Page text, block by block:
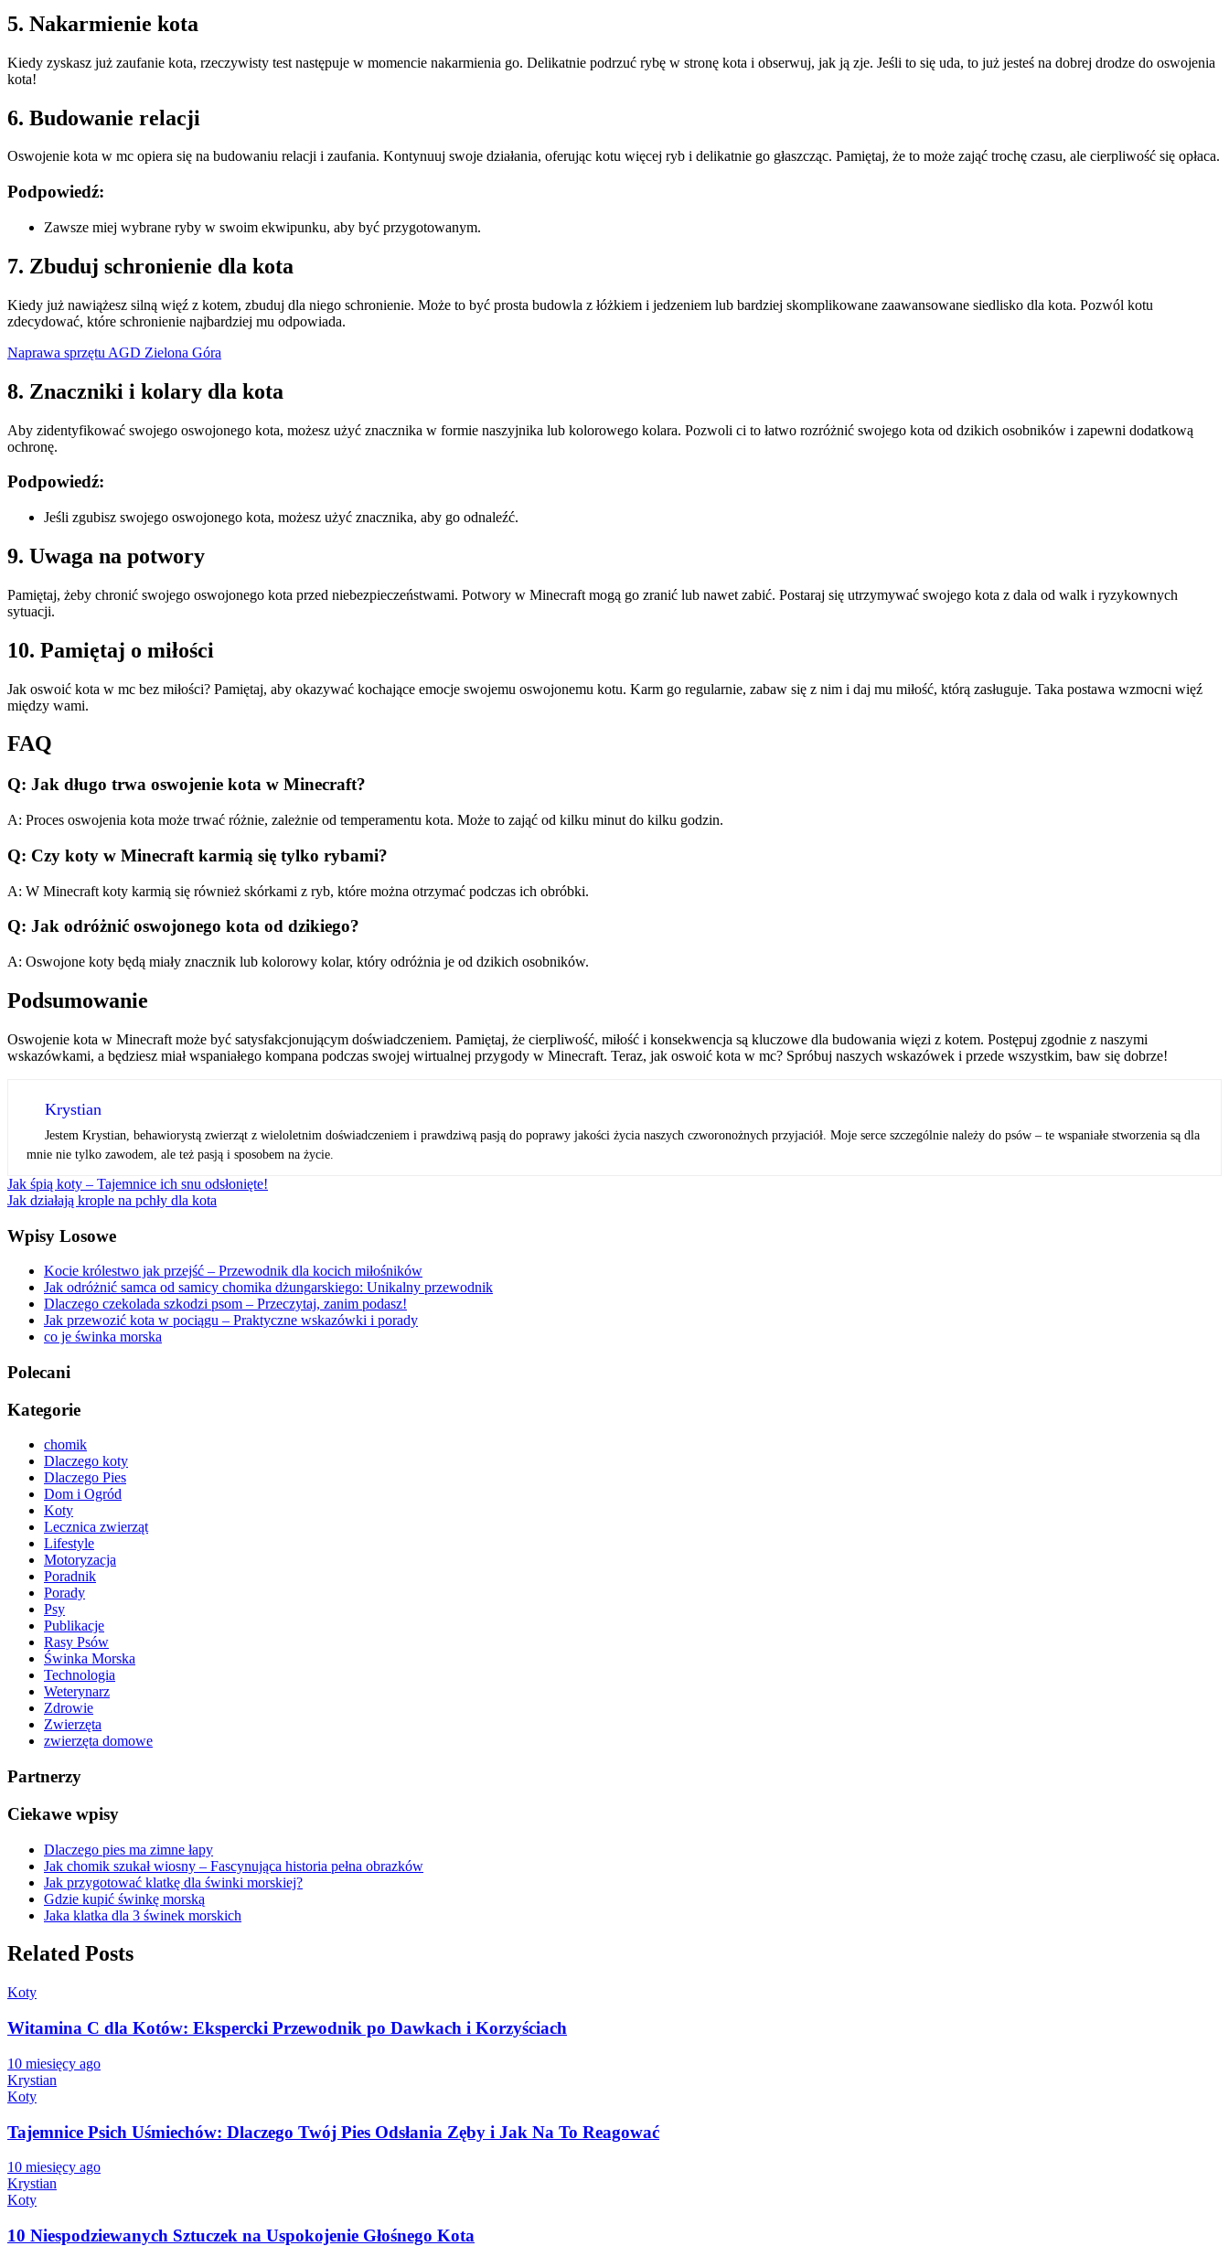
5. Nakarmienie kota
Kiedy zyskasz już zaufanie kota, rzeczywisty test następuje w momencie nakarmienia go. Delikatnie podrzuć rybę w stronę kota i obserwuj, jak ją zje. Jeśli to się uda, to już jesteś na dobrej drodze do oswojenia
kota!
6. Budowanie relacji
Oswojenie kota w mc opiera się na budowaniu relacji i zaufania. Kontynuuj swoje działania, oferując kotu więcej ryb i delikatnie go głaszcząc. Pamiętaj, że to może zająć trochę czasu, ale cierpliwość się opłaca.
Podpowiedź:
Zawsze miej wybrane ryby w swoim ekwipunku, aby być przygotowanym.
7. Zbuduj schronienie dla kota
Kiedy już nawiążesz silną więź z kotem, zbuduj dla niego schronienie. Może to być prosta budowla z łóżkiem i jedzeniem lub bardziej skomplikowane zaawansowane siedlisko dla kota. Pozwól kotu
zdecydować, które schronienie najbardziej mu odpowiada.
Naprawa sprzętu AGD Zielona Góra
8. Znaczniki i kolary dla kota
Aby zidentyfikować swojego oswojonego kota, możesz użyć znacznika w formie naszyjnika lub kolorowego kolara. Pozwoli ci to łatwo rozróżnić swojego kota od dzikich osobników i zapewni dodatkową
ochronę.
Podpowiedź:
Jeśli zgubisz swojego oswojonego kota, możesz użyć znacznika, aby go odnaleźć.
9. Uwaga na potwory
Pamiętaj, żeby chronić swojego oswojonego kota przed niebezpieczeństwami. Potwory w Minecraft mogą go zranić lub nawet zabić. Postaraj się utrzymywać swojego kota z dala od walk i ryzykownych
sytuacji.
10. Pamiętaj o miłości
Jak oswoić kota w mc bez miłości? Pamiętaj, aby okazywać kochające emocje swojemu oswojonemu kotu. Karm go regularnie, zabaw się z nim i daj mu miłość, którą zasługuje. Taka postawa wzmocni więź
między wami.
FAQ
Q: Jak długo trwa oswojenie kota w Minecraft?
A: Proces oswojenia kota może trwać różnie, zależnie od temperamentu kota. Może to zająć od kilku minut do kilku godzin.
Q: Czy koty w Minecraft karmią się tylko rybami?
A: W Minecraft koty karmią się również skórkami z ryb, które można otrzymać podczas ich obróbki.
Q: Jak odróżnić oswojonego kota od dzikiego?
A: Oswojone koty będą miały znacznik lub kolorowy kolar, który odróżnia je od dzikich osobników.
Podsumowanie
Oswojenie kota w Minecraft może być satysfakcjonującym doświadczeniem. Pamiętaj, że cierpliwość, miłość i konsekwencja są kluczowe dla budowania więzi z kotem. Postępuj zgodnie z naszymi
wskazówkami, a będziesz miał wspaniałego kompana podczas swojej wirtualnej przygody w Minecraft. Teraz, jak oswoić kota w mc? Spróbuj naszych wskazówek i przede wszystkim, baw się dobrze!
Krystian
Jestem Krystian, behawiorystą zwierząt z wieloletnim doświadczeniem i prawdziwą pasją do poprawy jakości życia naszych czworonożnych przyjaciół. Moje serce szczególnie należy do psów – te wspaniałe stworzenia są dla
mnie nie tylko zawodem, ale też pasją i sposobem na życie.
Nawigacja
wpisu
Jak śpią koty – Tajemnice ich snu odsłonięte!
Jak działają krople na pchły dla kota
Wpisy Losowe
Kocie królestwo jak przejść – Przewodnik dla kocich miłośników
Jak odróżnić samca od samicy chomika dżungarskiego: Unikalny przewodnik
Dlaczego czekolada szkodzi psom – Przeczytaj, zanim podasz!
Jak przewozić kota w pociągu – Praktyczne wskazówki i porady
co je świnka morska
Polecani
Kategorie
chomik
Dlaczego koty
Dlaczego Pies
Dom i Ogród
Koty
Lecznica zwierząt
Lifestyle
Motoryzacja
Poradnik
Porady
Psy
Publikacje
Rasy Psów
Świnka Morska
Technologia
Weterynarz
Zdrowie
Zwierzęta
zwierzęta domowe
Partnerzy
Ciekawe wpisy
Dlaczego pies ma zimne łapy
Jak chomik szukał wiosny – Fascynująca historia pełna obrazków
Jak przygotować klatkę dla świnki morskiej?
Gdzie kupić świnkę morską
Jaka klatka dla 3 świnek morskich
Related Posts
Koty
Witamina C dla Kotów: Ekspercki Przewodnik po Dawkach i Korzyściach
10 miesięcy ago
Krystian
Koty
Tajemnice Psich Uśmiechów: Dlaczego Twój Pies Odsłania Zęby i Jak Na To Reagować
10 miesięcy ago
Krystian
Koty
10 Niespodziewanych Sztuczek na Uspokojenie Głośnego Kota